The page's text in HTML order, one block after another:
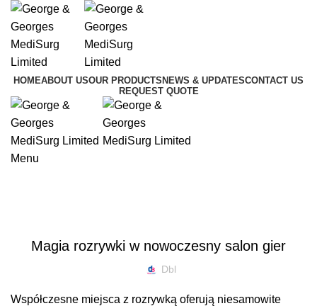
HOMEABOUT USOUR PRODUCTS NEWS & UPDATESCONTACT US
REQUEST QUOTE
Menu
Magia rozrywki w nowoczesny salon gier
Dbl
Współczesne miejsca z rozrywką oferują niesamowite